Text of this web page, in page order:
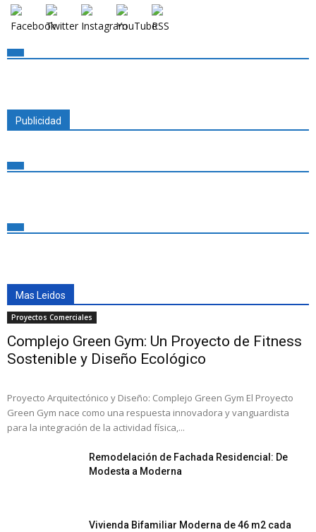
Publicidad
Mas Leidos
Proyectos Comerciales
Complejo Green Gym: Un Proyecto de Fitness
Sostenible y Diseño Ecológico
Proyecto Arquitectónico y Diseño: Complejo Green Gym El Proyecto
Green Gym nace como una respuesta innovadora y vanguardista
para la integración de la actividad física,...
Remodelación de Fachada Residencial: De
Modesta a Moderna
Vivienda Bifamiliar Moderna de 46 m2 cada